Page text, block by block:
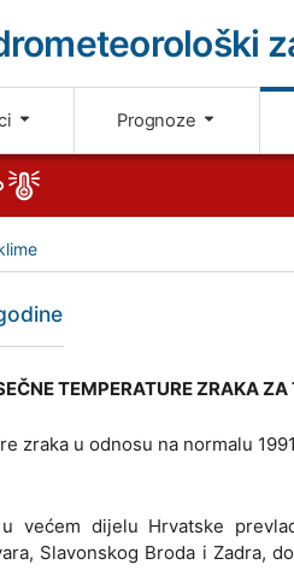
Prognoze
TEMPERATURE ZRAKA
zraka u odnosu na normalu
većem dijelu Hrvatske
Slavonskog Broda i Zadra,